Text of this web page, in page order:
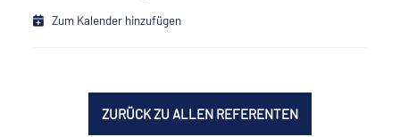
Zum Kalender hinzufügen
ZURÜCK ZU ALLEN REFERENTEN